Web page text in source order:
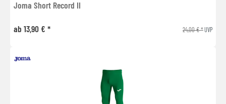
Joma Short Record II
ab 13,90 € * 24,00 € *UVP